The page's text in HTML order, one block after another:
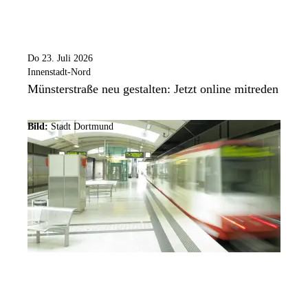
Do 23. Juli 2026
Innenstadt-Nord
Münsterstraße neu gestalten: Jetzt online mitreden
Bild: Stadt Dortmund